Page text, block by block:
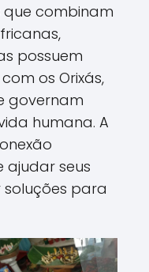
combinam
possuem
os Orixás,
governam
humana. A
ajudar seus
para